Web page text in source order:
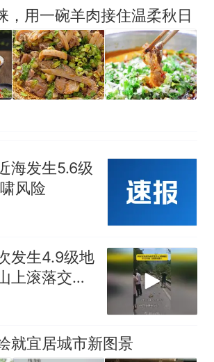
，用一碗羊肉接住温柔秋日
海发生5.6级
风险
发生4.9级地
上滚落交通
就宜居城市新图景